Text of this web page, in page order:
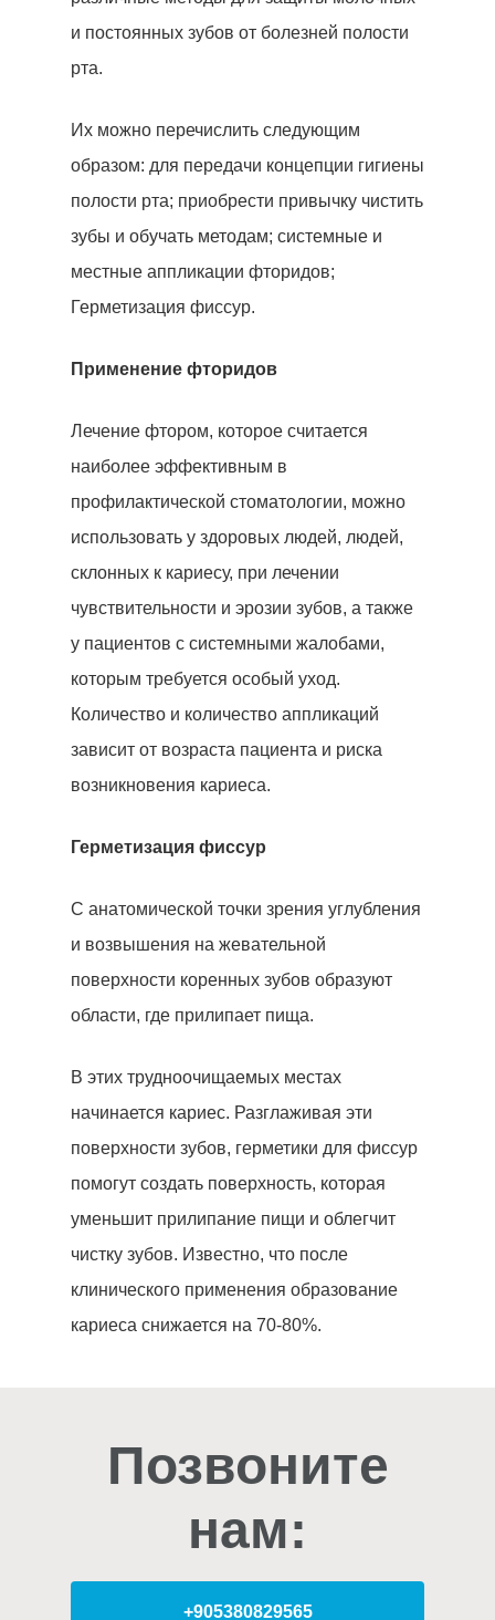
и постоянных зубов от болезней полости
рта.
Их можно перечислить следующим
образом: для передачи концепции гигиены
полости рта; приобрести привычку чистить
зубы и обучать методам; системные и
местные аппликации фторидов;
Герметизация фиссур.
Применение фторидов
Лечение фтором, которое считается
наиболее эффективным в
профилактической стоматологии, можно
использовать у здоровых людей, людей,
склонных к кариесу, при лечении
чувствительности и эрозии зубов, а также
у пациентов с системными жалобами,
которым требуется особый уход.
Количество и количество аппликаций
зависит от возраста пациента и риска
возникновения кариеса.
Герметизация фиссур
С анатомической точки зрения углубления
и возвышения на жевательной
поверхности коренных зубов образуют
области, где прилипает пища.
В этих трудноочищаемых местах
начинается кариес. Разглаживая эти
поверхности зубов, герметики для фиссур
помогут создать поверхность, которая
уменьшит прилипание пищи и облегчит
чистку зубов. Известно, что после
клинического применения образование
кариеса снижается на 70-80%.
Позвоните
нам:
+905380829565